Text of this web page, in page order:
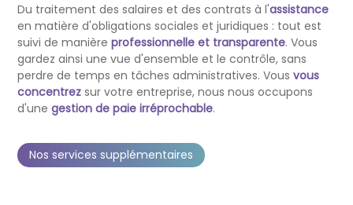
Du traitement des salaires et des contrats à l'assistance
en matière d'obligations sociales et juridiques : tout est
suivi de manièreprofessionnelle et transparente. Vous
gardez ainsi une vue d'ensemble et le contrôle, sans
perdre de temps en tâches administratives. Vousvous
concentrez sur votre entreprise, nous nous occupons
d'unegestion de paie irréprochable.
Nos services supplémentaires